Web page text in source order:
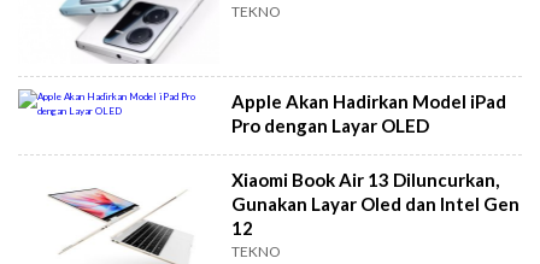
TEKNO
Apple Akan Hadirkan Model iPad
Pro dengan Layar OLED
Xiaomi Book Air 13 Diluncurkan,
Gunakan Layar Oled dan Intel Gen
12
TEKNO